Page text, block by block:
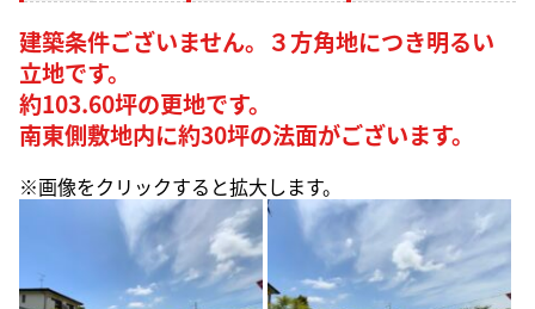
建築条件ございません。３方角地につき明るい
立地です。
約103.60坪の更地です。
南東側敷地内に約30坪の法面がございます。
※画像をクリックすると拡大します。